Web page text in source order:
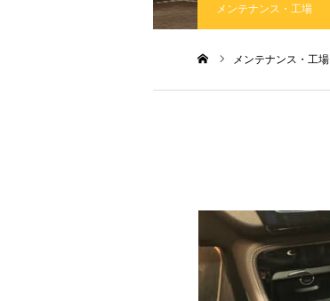
メンテナンス・工場
メンテナンス・工場